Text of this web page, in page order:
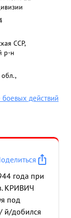
ССР,
р-н
боевых действий
года при
КРИВИЧ
под
й/добился